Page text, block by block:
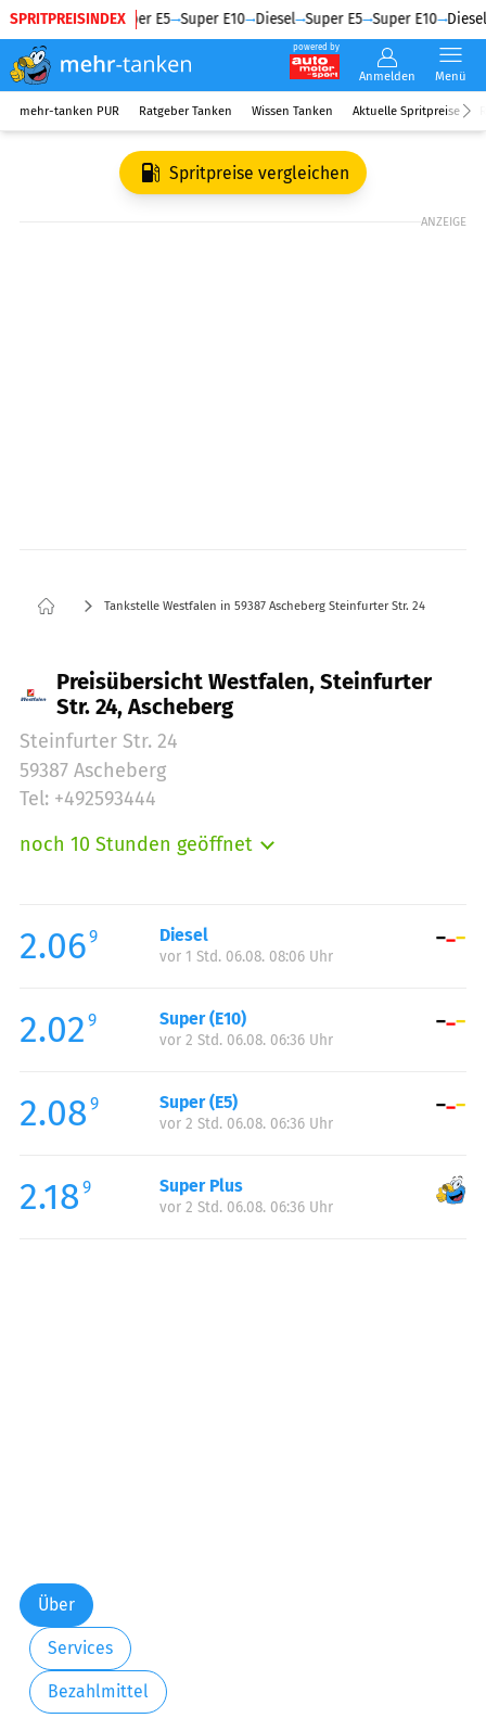
SPRITPREISINDEX
Diesel Super E5 Super E10 Diesel Super E5 Super E10 Diesel
powered by
Anmelden Menü
mehr-tanken PUR Ratgeber Tanken Wissen Tanken Aktuelle Spritpreise
Spritpreise vergleichen
ANZEIGE
Tankstelle Westfalen in 59387 Ascheberg Steinfurter Str. 24
Preisübersicht Westfalen, Steinfurter
Str. 24, Ascheberg
Steinfurter Str. 24
59387 Ascheberg
Tel: +492593444
noch 10 Stunden geöffnet
Mittwoch:
06:00-22:00
Donnerstag:
Samstag:
07:00-22:00
Sonntag:
2.069 Diesel
vor 1 Std. 06.08. 08:06 Uhr
2.02 9 Super (E10)
vor 2 Std. 06.08. 06:36 Uhr
2.08 9 Super (E5)
vor 2 Std. 06.08. 06:36 Uhr
2.18 9 Super Plus
vor 2 Std. 06.08. 06:36 Uhr
Über
Services
Bezahlmittel